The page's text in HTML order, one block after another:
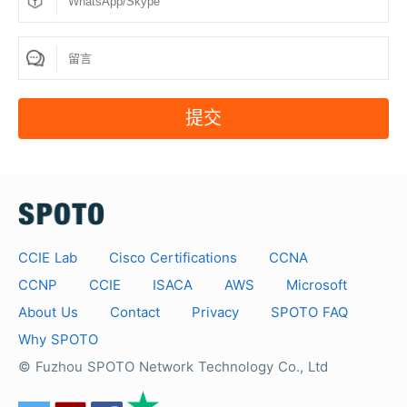
備。 服務將在確定您的下一次考試日期後延長您的服務
時間。
提交
CCIE Lab Cisco Certifications
CCNA
CCNP
CCIE ISACA AWS
Microsoft
About Us
Contact Privacy
SPOTO FAQ
Why SPOTO
© Fuzhou SPOTO Network Technology Co., Ltd